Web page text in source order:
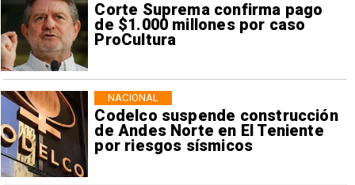
Corte Suprema confirma pago
de $1.000 millones por caso
ProCultura
Codelco suspende construcción
de Andes Norte en El Teniente
por riesgos sísmicos
NACIONAL